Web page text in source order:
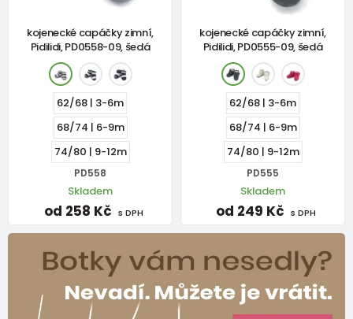
kojenecké capáčky zimní,
Pidilidi, PD0558-09, šedá
62/68 | 3-6m
68/74 | 6-9m
74/80 | 9-12m
PD558
Skladem
od 258 Kč s DPH
kojenecké capáčky zimní,
Pidilidi, PD0555-09, šedá
62/68 | 3-6m
68/74 | 6-9m
74/80 | 9-12m
PD555
Skladem
od 249 Kč s DPH